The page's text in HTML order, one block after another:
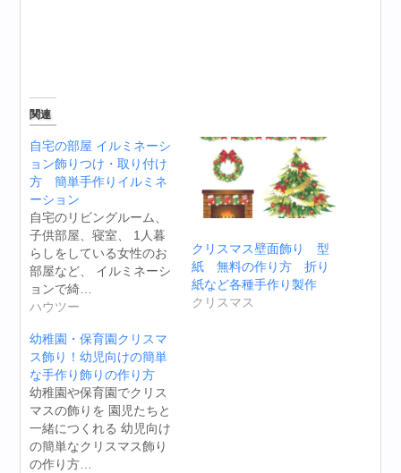
関連
自宅の部屋 イルミネーシ
ョン飾りつけ・取り付け
方 簡単手作りイルミネ
ーション
自宅のリビングルーム、
子供部屋、寝室、 1人暮
らしをしている女性のお
部屋など、 イルミネーシ
ョンで綺…
ハウツー
クリスマス壁面飾り 型
紙 無料の作り方 折り
紙など各種手作り製作
クリスマス
幼稚園・保育園クリスマ
ス飾り！幼児向けの簡単
な手作り飾りの作り方
幼稚園や保育園でクリス
マスの飾りを 園児たちと
一緒につくれる 幼児向け
の簡単なクリスマス飾り
の作り方…